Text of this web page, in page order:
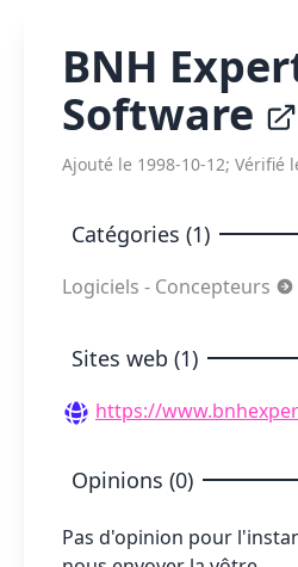
BNH
Software
Ajouté le 1998-10-12; Vérifié
Catégories (1)
Logiciels - Concepteurs
Sites web (1)
https://
Opinions (0)
Pas d'opinion pour